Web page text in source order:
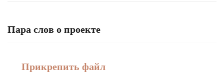
Прикрепить файл